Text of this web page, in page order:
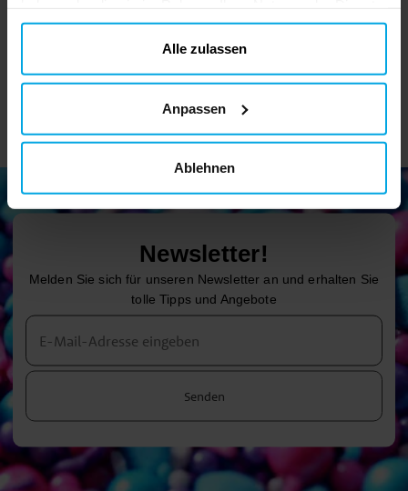
gesammelt haben. Ihre Einwilligung können Sie jederzeit.
Alle zulassen
Anpassen
Ablehnen
Newsletter!
Melden Sie sich für unseren Newsletter an und erhalten Sie
tolle Tipps und Angebote
Senden